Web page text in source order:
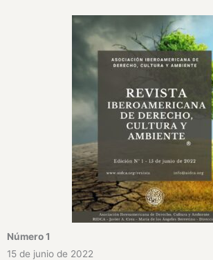
Número 1
15 de junio de 2022